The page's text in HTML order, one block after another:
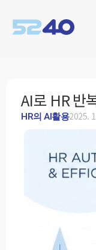
AI로 HR 반
HR의 AI활용2025.